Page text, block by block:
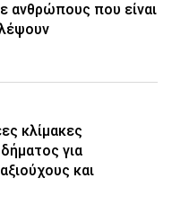
ανθρώπους που είναι
κλίμακες
για
και